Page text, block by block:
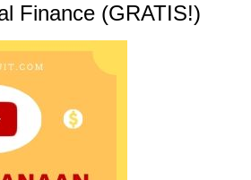
Finance (GRATIS!)